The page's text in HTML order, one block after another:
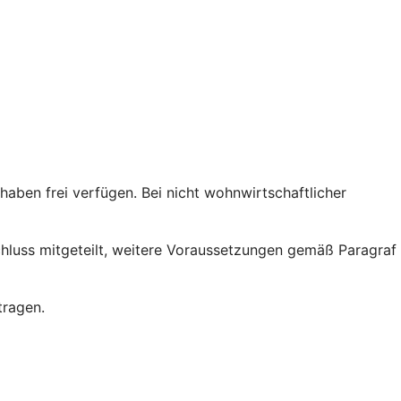
frei verfügen. Bei nicht wohnwirtschaftlicher
mitgeteilt, weitere Voraussetzungen gemäß Paragraf